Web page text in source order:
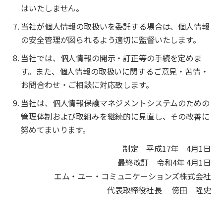
はいたしません。
当社が個人情報の取扱いを委託する場合は、個人情報
の安全管理が図られるよう適切に監督いたします。
当社では、個人情報の開示・訂正等の手続を定めま
す。また、個人情報の取扱いに関するご意見・苦情・
お問合わせ・ご相談に対応致します。
当社は、個人情報保護マネジメントシステムのための
管理体制および取組みを継続的に見直し、その改善に
努めてまいります。
制定 平成17年 4月1日
最終改訂 令和4年 4月1日
エム・ユー・コミュニケーションズ株式会社
代表取締役社長 傍田 隆史